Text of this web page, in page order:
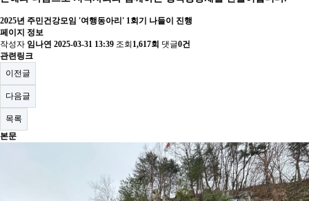
2025년 주민건강모임 '여행동아리' 1회기 나들이 진행
페이지 정보
작성자 임나연 2025-03-31 13:39 조회 1,617회 댓글0건
관련링크
이전글
다음글
목록
본문